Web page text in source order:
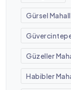
Gürsel
Güzeller
Habibler